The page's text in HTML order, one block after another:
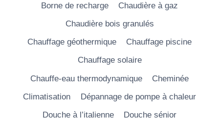
Borne de recharge
Chaudière à gaz
Chaudière bois granulés
Chauffage géothermique
Chauffage piscine
Chauffage solaire
Chauffe-eau thermodynamique
Cheminée
Climatisation
Dépannage de pompe à chaleur
Douche à l’italienne
Douche sénior